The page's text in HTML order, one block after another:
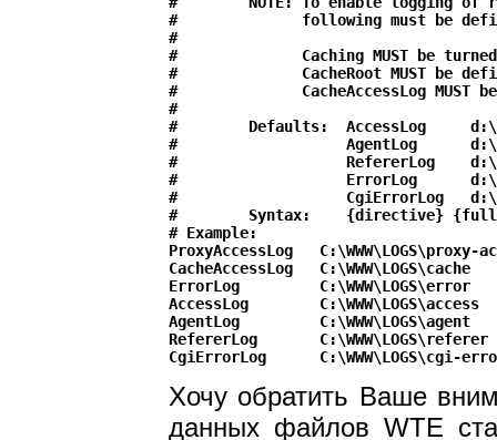
#              following must be
#
#              Caching MUST be
#              CacheRoot MUST be
#              CacheAccessLog MUST
#
#        Defaults:  AccessLog
#                   AgentLog
#                   RefererLog
#                   ErrorLog
#                   CgiErrorLog
#        Syntax:    {directive}
# Example:
ProxyAccessLog   C:\WWW\LOGS\proxy-
CacheAccessLog   C:\WWW\LOGS\cache
ErrorLog         C:\WWW\LOGS\error
AccessLog        C:\WWW\LOGS\access
AgentLog         C:\WWW\LOGS\agent
RefererLog       C:\WWW\LOGS\referer
Хочу обратить Ваше
данных файлов WTE